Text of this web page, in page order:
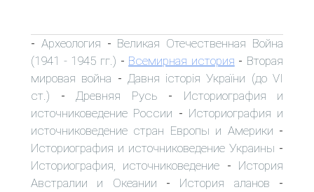
- Археология - Великая Отечественная Война
(1941 - 1945 гг.) - Всемирная история - Вторая
мировая война - Давня історія України (до VI
ст.) - Древняя Русь - Историография и
источниковедение России - Историография и
источниковедение стран Европы и Америки -
Историография и источниковедение Украины -
Историография, источниковедение - История
Австралии и Океании - История аланов -